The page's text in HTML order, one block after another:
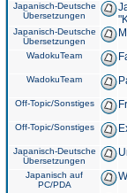
Japanisch-Deutsche
Übersetzungen
Japanisch-Deutsche
Übersetzungen
WadokuTeam
WadokuTeam
Off-Topic/Sonstiges
Off-Topic/Sonstiges
Japanisch-Deutsche
Übersetzungen
Japanisch auf
PC/PDA